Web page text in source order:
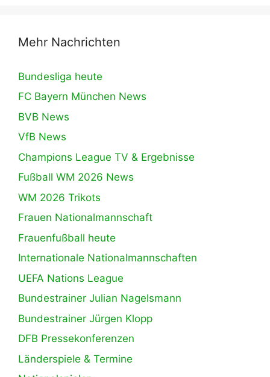
Mehr Nachrichten
Bundesliga heute
FC Bayern München News
BVB News
VfB News
Champions League TV & Ergebnisse
Fußball WM 2026 News
WM 2026 Trikots
Frauen Nationalmannschaft
Frauenfußball heute
Internationale Nationalmannschaften
UEFA Nations League
Bundestrainer Julian Nagelsmann
Bundestrainer Jürgen Klopp
DFB Pressekonferenzen
Länderspiele & Termine